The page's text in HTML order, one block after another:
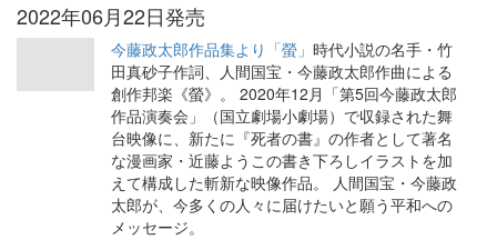
2022年06月22日発売
今藤政太郎作品集より「螢」 時代小説の名手・竹
田真砂子作詞、人間国宝・今藤政太郎作曲による
創作邦楽《螢》。 2020年12月「第5回今藤政太郎
作品演奏会」（国立劇場小劇場）で収録された舞
台映像に、新たに『死者の書』の作者として著名
な漫画家・近藤ようこの書き下ろしイラストを加
えて構成した斬新な映像作品。 人間国宝・今藤政
太郎が、今多くの人々に届けたいと願う平和への
メッセージ。